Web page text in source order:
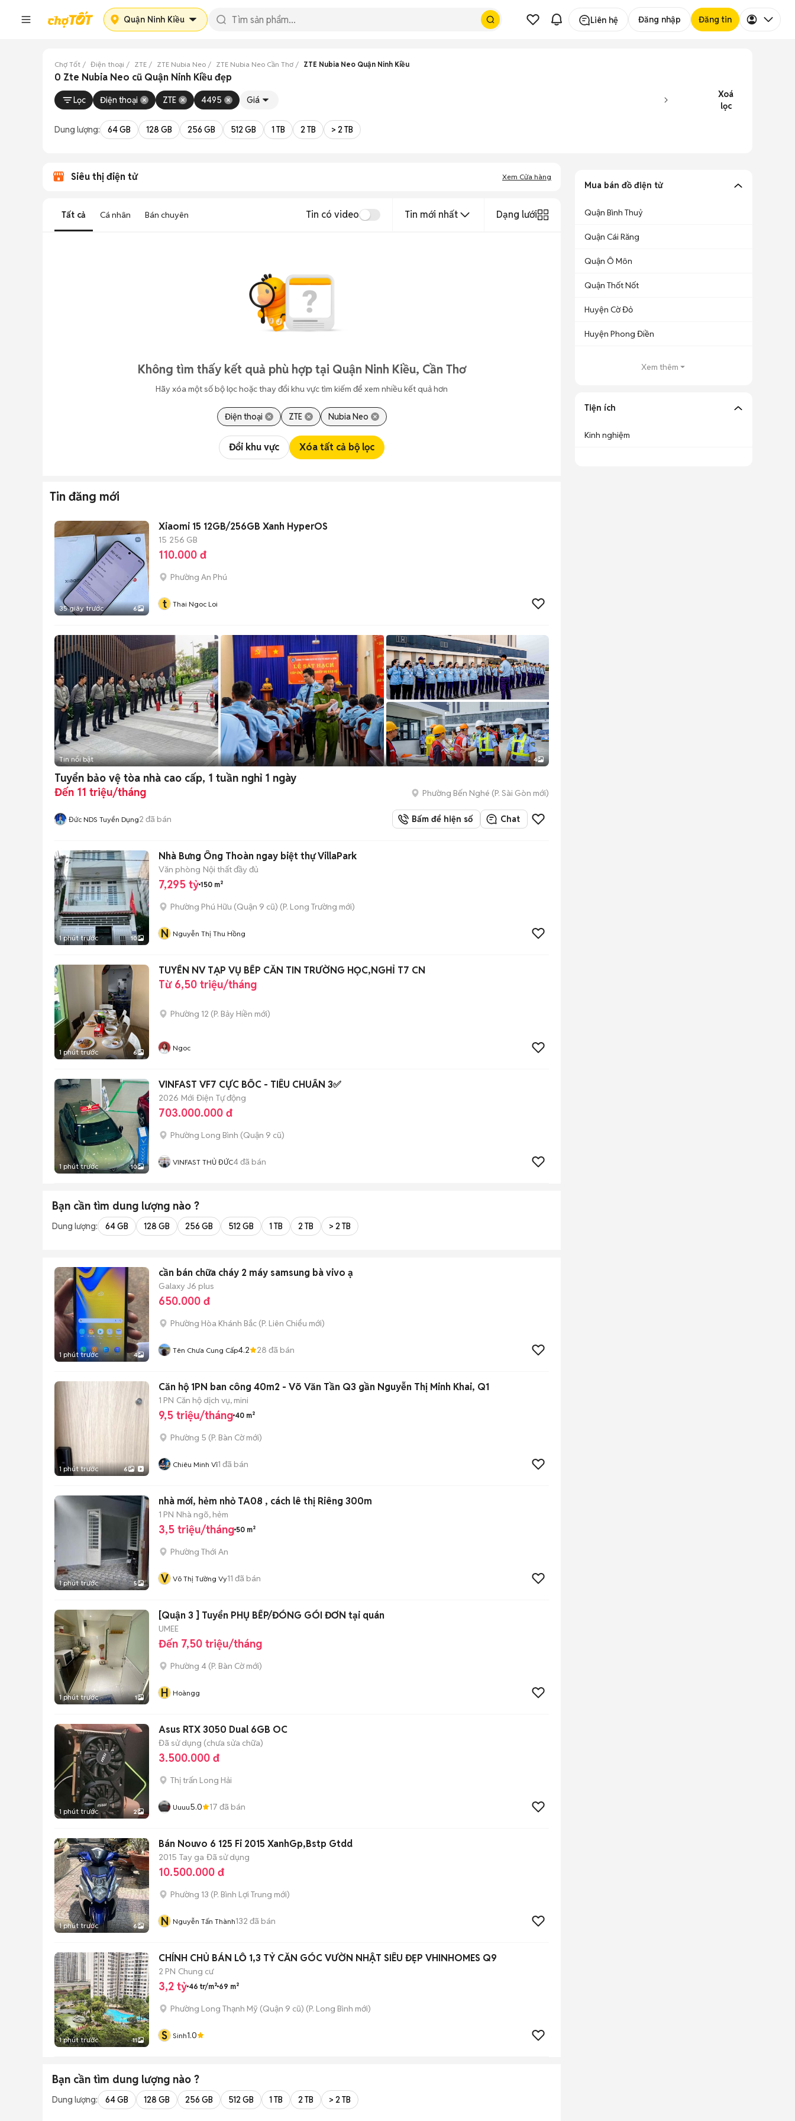
Quận Ninh Kiều Liên hệ Đăng nhập Đăng tin
Chợ Tốt Điện thoại ZTE ZTE Nubia Neo ZTE Nubia Neo Cần Thơ ZTE Nubia Neo Quận Ninh Kiều
0 Zte Nubia Neo cũ Quận Ninh Kiều đẹp
Lọc Điện thoại ZTE 4495 Giá
Xoá
lọc
Dung lượng: 64 GB 128 GB 256 GB 512 GB 1 TB 2 TB > 2 TB
Siêu thị điện tử Xem Cửa hàng
Tất cả Cá nhân Bán chuyên Tin có video Tin mới nhất Dạng lưới
Không tìm thấy kết quả phù hợp tại Quận Ninh Kiều, Cần Thơ
Hãy xóa một số bộ lọc hoặc thay đổi khu vực tìm kiếm để xem nhiều kết quả hơn
Điện thoại ZTE Nubia Neo
Đổi khu vực Xóa tất cả bộ lọc
Tin đăng mới
35 giây trước 6
Xiaomi 15 12GB/256GB Xanh HyperOS
15 256 GB
110.000 đ
Phường An Phú
t Thai Ngoc Loi
Tin nổi bật 4
Tuyển bảo vệ tòa nhà cao cấp, 1 tuần nghỉ 1 ngày
Đến 11 triệu/tháng
Phường Bến Nghé (P. Sài Gòn mới)
Đức NDS Tuyển Dụng2 đã bán Bấm để hiện số Chat
1 phút trước 10
Nhà Bưng Ông Thoàn ngay biệt thự VillaPark
Văn phòng Nội thất đầy đủ
7,295 tỷ 150 m²
Phường Phú Hữu (Quận 9 cũ) (P. Long Trường mới)
N Nguyễn Thị Thu Hồng
1 phút trước 6
TUYỂN NV TẠP VỤ BẾP CĂN TIN TRƯỜNG HỌC,NGHỈ T7 CN
Từ 6,50 triệu/tháng
Phường 12 (P. Bảy Hiền mới)
Ngoc
1 phút trước 10
VINFAST VF7 CỰC BỐC - TIÊU CHUẨN 3✅
2026 Mới Điện Tự động
703.000.000 đ
Phường Long Bình (Quận 9 cũ)
VINFAST THỦ ĐỨC4đã bán
Bạn cần tìm dung lượng nào ?
Dung lượng: 64 GB 128 GB 256 GB 512 GB 1 TB 2 TB > 2 TB
1 phút trước 4
cần bán chữa cháy 2 máy samsung bà vivo ạ
Galaxy J6 plus
650.000 đ
Phường Hòa Khánh Bắc (P. Liên Chiểu mới)
Tên Chưa Cung Cấp4.2 28 đã bán
1 phút trước 6
Căn hộ 1PN ban công 40m2 - Võ Văn Tần Q3 gần Nguyễn Thị Minh Khai, Q1
1 PN Căn hộ dịch vụ, mini
9,5 triệu/tháng 40 m²
Phường 5 (P. Bàn Cờmới)
Chiêu Minh Vĩ1 đã bán
1 phút trước 5
nhà mới, hẻm nhỏ TA08 , cách lê thị Riêng 300m
1 PN Nhà ngõ, hẻm
3,5 triệu/tháng 50 m²
Phường Thới An
V Võ Thị Tường Vy11 đã bán
1 phút trước 1
[Quận 3 ] Tuyển PHỤ BẾP/ĐÓNG GÓI ĐƠN tại quán
UMEE
Đến 7,50 triệu/tháng
Phường 4 (P. Bàn Cờmới)
H Hoàngg
1 phút trước 2
Asus RTX 3050 Dual 6GB OC
Đã sử dụng (chưa sửa chữa)
3.500.000 đ
Thị trấn Long Hải
Uuuu5.0 17 đã bán
1 phút trước 6
Bán Nouvo 6 125 Fi 2015 XanhGp,Bstp Gtdd
2015 Tay ga Đã sử dụng
10.500.000 đ
Phường 13 (P. Bình Lợi Trung mới)
N Nguyễn Tấn Thành132 đã bán
1 phút trước 11
CHÍNH CHỦ BÁN LỖ 1,3 TỶ CĂN GÓC VƯỜN NHẬT SIÊU ĐẸP VHINHOMES Q9
2 PN Chung cư
3,2 tỷ 46 tr/m² 69 m²
Phường Long Thạnh Mỹ (Quận 9 cũ) (P. Long Bình mới)
S Sinh1.0
Bạn cần tìm dung lượng nào ?
Dung lượng: 64 GB 128 GB 256 GB 512 GB 1 TB 2 TB > 2 TB
Mua bán đồ điện tử
Quận Bình Thuỷ
Quận Cái Răng
Quận Ô Môn
Quận Thốt Nốt
Huyện Cờ Đỏ
Huyện Phong Điền
Xem thêm
Tiện ích
Kinh nghiệm